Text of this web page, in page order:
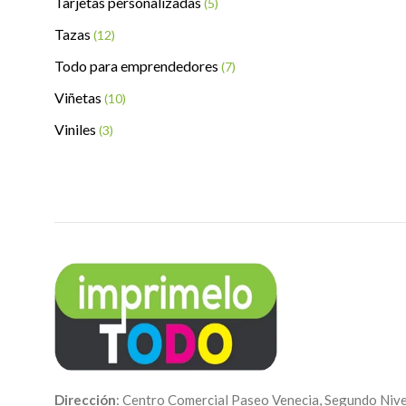
(5)
Tazas (12)
Todo para emprendedores (7)
Viñetas (10)
Viniles (3)
Dirección: Centro Comercial Paseo Venecia, Segundo